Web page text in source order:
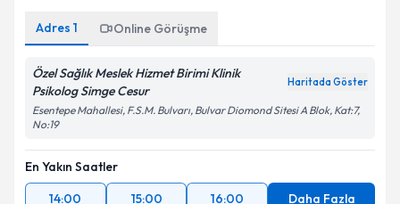
Adres 1 Online Görüşme
Özel Sağlık Meslek Hizmet Birimi Klinik
Psikolog Simge Cesur
Haritada Göster
Esentepe Mahallesi, F.S.M. Bulvarı, Bulvar Diomond Sitesi A Blok, Kat:7,
No:19
En Yakın Saatler
14:00
15:00 16:00 Daha Fazla